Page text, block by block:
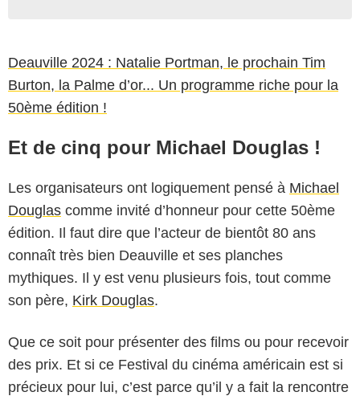
Deauville 2024 : Natalie Portman, le prochain Tim
Burton, la Palme d’or... Un programme riche pour la
50ème édition !
Et de cinq pour Michael Douglas !
Les organisateurs ont logiquement pensé à Michael
Douglas comme invité d’honneur pour cette 50ème
édition. Il faut dire que l’acteur de bientôt 80 ans
connaît très bien Deauville et ses planches
mythiques. Il y est venu plusieurs fois, tout comme
son père, Kirk Douglas.
Que ce soit pour présenter des films ou pour recevoir
des prix. Et si ce Festival du cinéma américain est si
précieux pour lui, c’est parce qu’il y a fait la rencontre